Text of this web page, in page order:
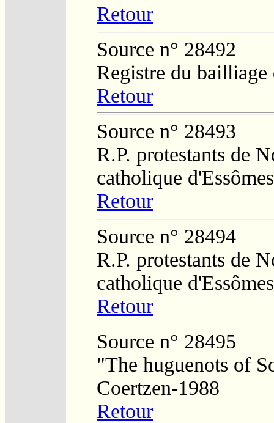
Retour
Source n° 28492
Registre du
Retour
Source n° 28493
R.P. protestants de
catholique d'Essômes
Retour
Source n° 28494
R.P. protestants de
catholique d'Essômes
Retour
Source n° 28495
"The huguenots of
Coertzen-1988
Retour